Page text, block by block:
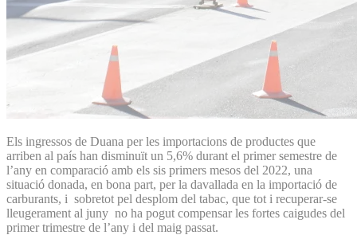
Els ingressos de Duana per les importacions de productes que
arriben al país han disminuït un 5,6% durant el primer semestre de
l’any en comparació amb els sis primers mesos del 2022, una
situació donada, en bona part, per la davallada en la importació de
carburants, i sobretot pel desplom del tabac, que tot i recuperar-se
lleugerament al juny no ha pogut compensar les fortes caigudes del
primer trimestre de l’any i del maig passat.